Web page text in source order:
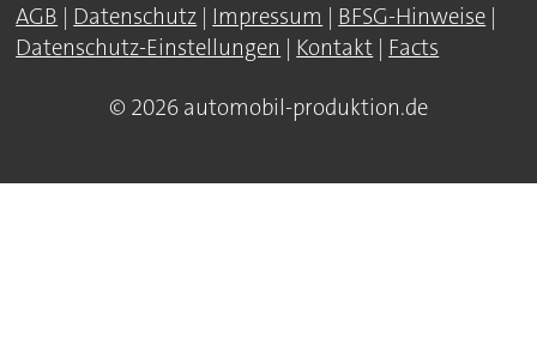
AGB | Datenschutz | Impressum | BFSG-Hinweise |
Datenschutz-Einstellungen | Kontakt | Facts
© 2026 automobil-produktion.de